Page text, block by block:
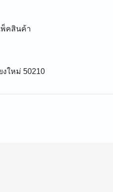
พ็คสินค้า
ใหม่ 50210